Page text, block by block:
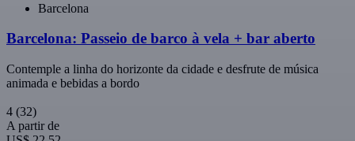
Barcelona
Barcelona: Passeio de barco à vela + bar aberto
Contemple a linha do horizonte da cidade e desfrute de música
animada e bebidas a bordo
4 (32)
A partir de